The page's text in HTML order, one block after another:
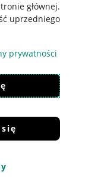
głównej.
uprzedniego
prywatności
regulaminu